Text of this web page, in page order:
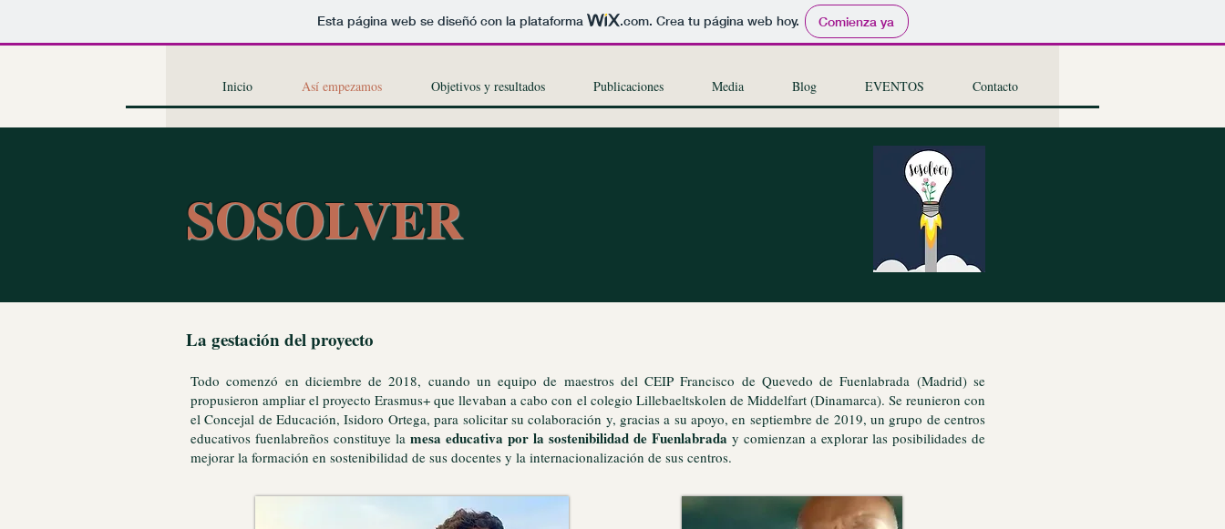
Esta página web se diseñó con la plataforma .com. Crea tu página web hoy. Comienza ya
Inicio Así empezamos Objetivos y resultados Publicaciones Media Blog EVENTOS Contacto
SOSOLVER
La gestación del proyecto
Todo comenzó en diciembre de 2018, cuando un equipo de maestros del CEIP Francisco de Quevedo de Fuenlabrada (Madrid) se
propusieron ampliar el proyecto Erasmus+ que llevaban a cabo con el colegio Lillebaeltskolen de Middelfart (Dinamarca). Se reunieron con
el Concejal de Educación, Isidoro Ortega, para solicitar su colaboración y, gracias a su apoyo, en septiembre de 2019, un grupo de centros
educativos fuenlabreños constituye la mesa educativa por la sostenibilidad de Fuenlabrada y comienzan a explorar las posibilidades de
mejorar la formación en sostenibilidad de sus docentes y la internacionalización de sus centros.